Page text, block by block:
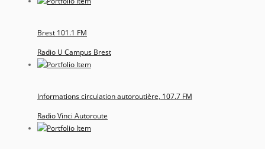
Brest 101.1 FM
Radio U Campus Brest
Informations circulation autoroutière, 107.7 FM
Radio Vinci Autoroute